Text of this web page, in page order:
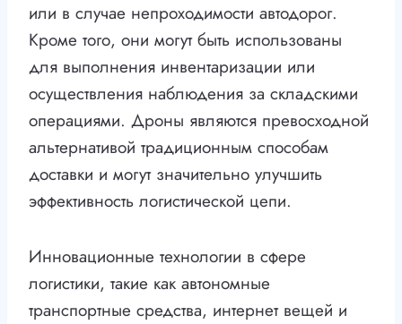
или в случае непроходимости автодорог.
Кроме того, они могут быть использованы
для выполнения инвентаризации или
осуществления наблюдения за складскими
операциями. Дроны являются превосходной
альтернативой традиционным способам
доставки и могут значительно улучшить
эффективность логистической цепи.
Инновационные технологии в сфере
логистики, такие как автономные
транспортные средства, интернет вещей и